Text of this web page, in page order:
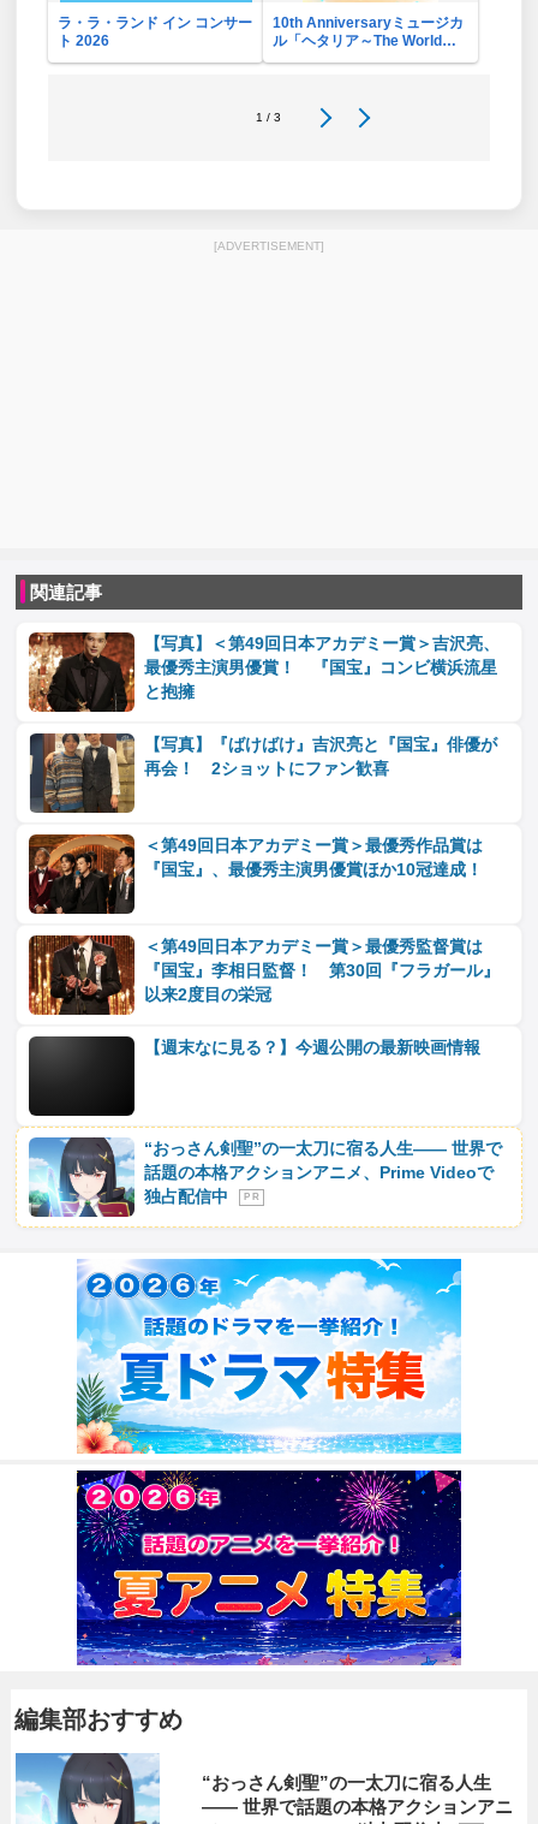
ラ・ラ・ランド イン コンサー
ト 2026
10th Anniversaryミュージカ
ル「ヘタリア～The World
1 / 3
[ADVERTISEMENT]
関連記事
【写真】＜第49回日本アカデミー賞＞吉沢亮、
最優秀主演男優賞！ 『国宝』コンビ横浜流星
と抱擁
【写真】『ばけばけ』吉沢亮と『国宝』俳優が
再会！ 2ショットにファン歓喜
＜第49回日本アカデミー賞＞最優秀作品賞は
『国宝』、最優秀主演男優賞ほか10冠達成！
＜第49回日本アカデミー賞＞最優秀監督賞は
『国宝』李相日監督！ 第30回『フラガール』
以来2度目の栄冠
【週末なに見る？】今週公開の最新映画情報
“おっさん剣聖”の一太刀に宿る人生―― 世界で
話題の本格アクションアニメ、Prime Videoで
独占配信中
P R
編集部おすすめ
“おっさん剣聖”の一太刀に宿る人生
―― 世界で話題の本格アクションアニ